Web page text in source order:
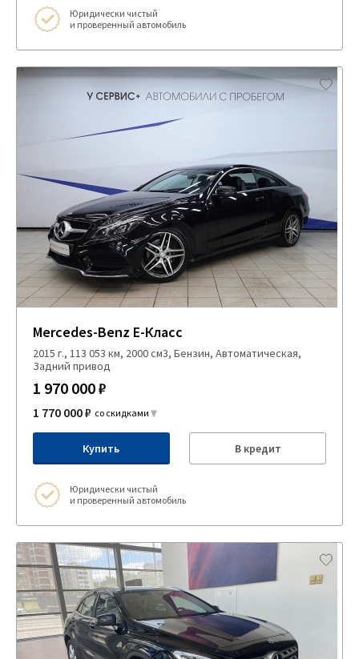
Юридически чистый
и проверенный автомобиль
Mercedes-Benz E-Класс
2015 г., 113 053 км, 2000 см3, Бензин, Автоматическая,
Задний привод
1 970 000 ₽
1 770 000 ₽ со скидками
Купить В кредит
Юридически чистый
и проверенный автомобиль